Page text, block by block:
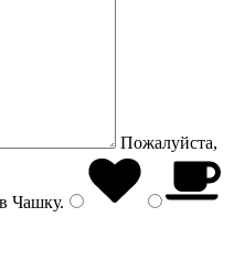
Пожалуйста,
Чашку.